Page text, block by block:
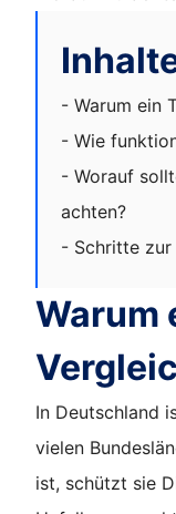
- Warum ein
- Wie
- Worauf
achten?
- Schritte
Warum
In Deutschland
vielen
ist, schützt sie